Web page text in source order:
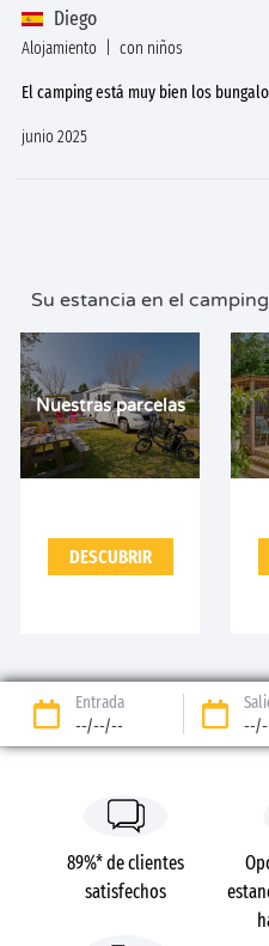
Diego
Alojamiento con niños
El camping está muy bien los
junio 2025
Su estancia en el
Nuestras parcelas
DESCUBRIR
Entrada
--/--/--
89%* de clientes
satisfechos